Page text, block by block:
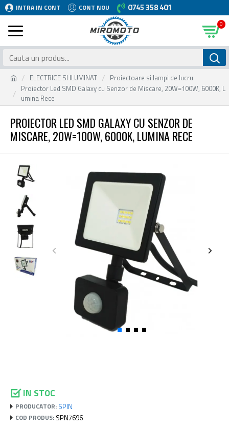
INTRA IN CONT CONT NOU 0745 358 401
0
ELECTRICE SI ILUMINAT
Proiectoare si lampi de lucru
Proiector Led SMD Galaxy cu Senzor de Miscare, 20W=100W, 6000K, L
umina Rece
PROIECTOR LED SMD GALAXY CU SENZOR DE
MISCARE, 20W=100W, 6000K, LUMINA RECE
IN STOC
PRODUCATOR: SPIN
COD PRODUS: SPN7696